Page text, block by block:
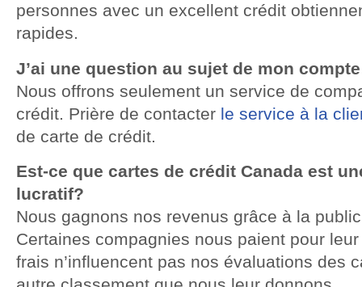
personnes avec un excellent crédit
rapides.
J’ai une question au sujet de mon
Nous offrons seulement un service de
crédit. Prière de contacter le service à la
de carte de crédit.
Est-ce que cartes de crédit Canada est
lucratif?
Nous gagnons nos revenus grâce à la
Certaines compagnies nous paient pour
frais n’influencent pas nos évaluations des